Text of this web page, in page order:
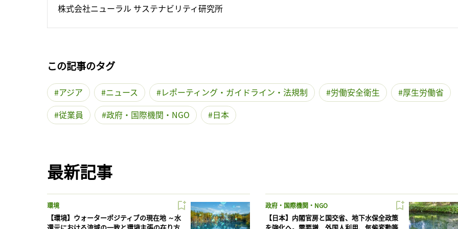
株式会社ニューラル サステナビリティ研究所
この記事のタグ
アジア ニュース レポーティング・ガイドライン・法規制 労働安全衛生
厚生労働省
従業員
政府・国際機関・NGO 日本
最新記事
環境
【環境】ウォーターポジティブの現在地 ～水
政府・国際機関・NGO
【日本】内閣官房と国交省、地下水保全政策